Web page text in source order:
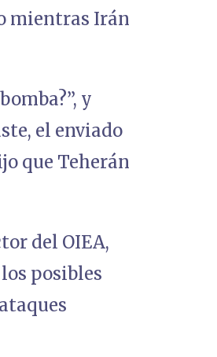
mientras Irán
y
el enviado
que Teherán
del OIEA,
posibles